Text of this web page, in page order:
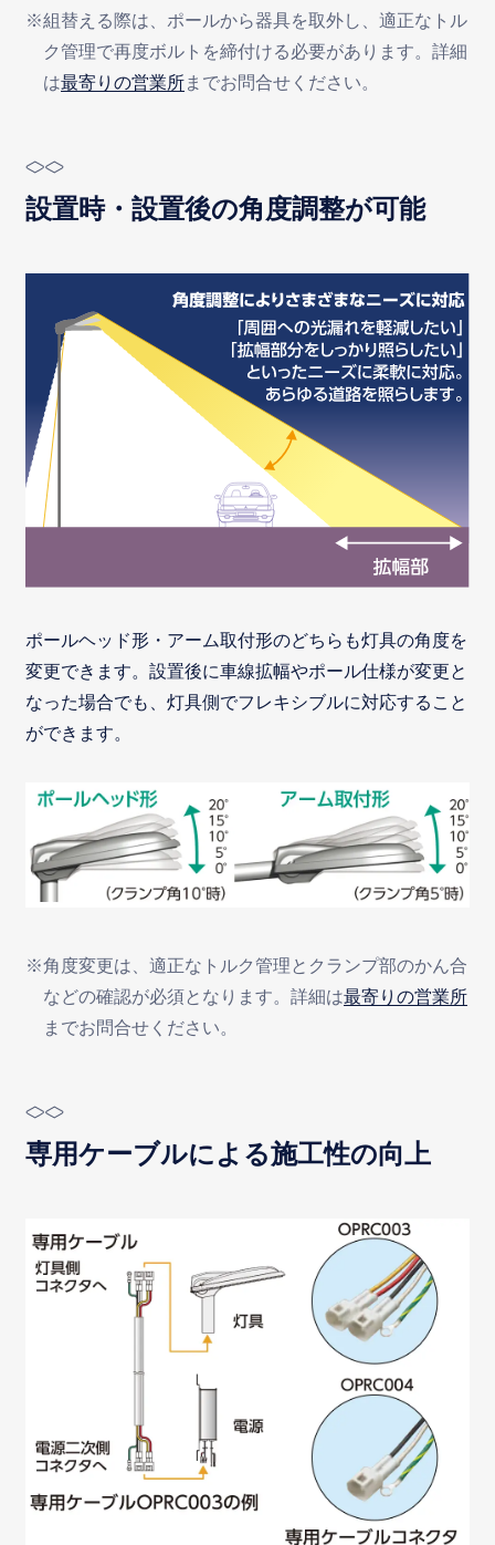
※組替える際は、ポールから器具を取外し、適正なトル
ク管理で再度ボルトを締付ける必要があります。詳細
は最寄りの営業所までお問合せください。
設置時・設置後の角度調整が可能
ポールヘッド形・アーム取付形のどちらも灯具の角度を
変更できます。設置後に車線拡幅やポール仕様が変更と
なった場合でも、灯具側でフレキシブルに対応すること
ができます。
※角度変更は、適正なトルク管理とクランプ部のかん合
などの確認が必須となります。詳細は最寄りの営業所
までお問合せください。
専用ケーブルによる施工性の向上